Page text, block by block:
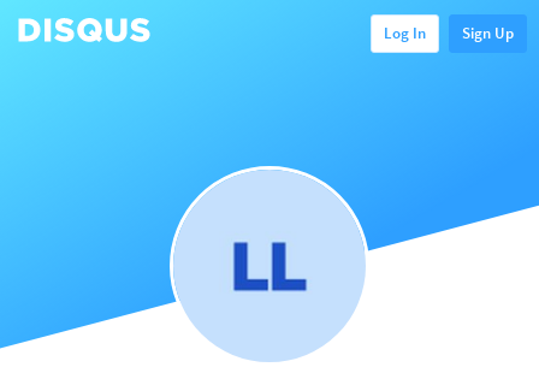
Log In Sign Up